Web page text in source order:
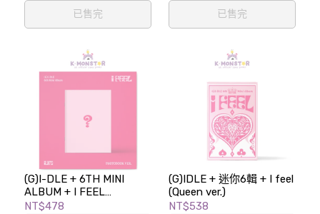
已售完 已售完
(G)I-DLE + 6TH MINI
ALBUM + I FEEL
(PHOTOBOOK VER.)
NT$478
(G)IDLE + 迷你6輯 + I feel
(Queen ver.)
NT$538